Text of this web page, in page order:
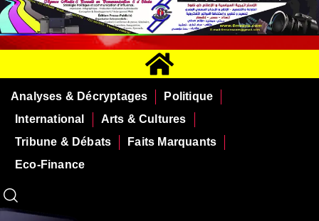
Analyses & Décryptages
Politique
International
Arts & Cultures
Tribune & Débats
Faits Marquants
Eco-Finance